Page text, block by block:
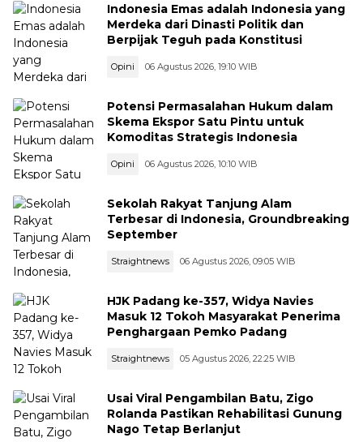
Indonesia Emas adalah Indonesia yang
Merdeka dari Dinasti Politik dan
Berpijak Teguh pada Konstitusi
Opini 06 Agustus 2026, 19:10 WIB
Potensi Permasalahan Hukum dalam
Skema Ekspor Satu Pintu untuk
Komoditas Strategis Indonesia
Opini 06 Agustus 2026, 10:10 WIB
Sekolah Rakyat Tanjung Alam
Terbesar di Indonesia, Groundbreaking
September
Straightnews 06 Agustus 2026, 09:05 WIB
HJK Padang ke-357, Widya Navies
Masuk 12 Tokoh Masyarakat Penerima
Penghargaan Pemko Padang
Straightnews 05 Agustus 2026, 22:25 WIB
Usai Viral Pengambilan Batu, Zigo
Rolanda Pastikan Rehabilitasi Gunung
Nago Tetap Berlanjut